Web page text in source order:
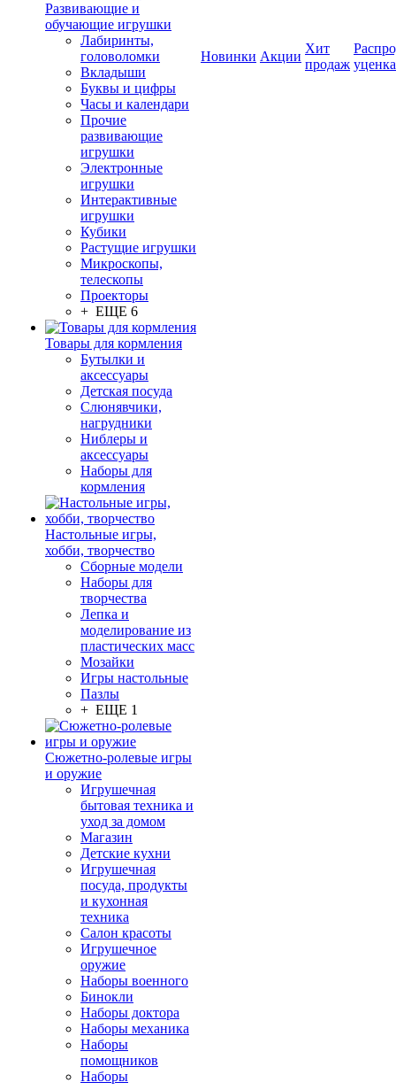
Развивающие и
обучающие игрушки
Лабиринты,
головоломки
Вкладыши
Буквы и цифры
Часы и календари
Прочие
развивающие
игрушки
Электронные
игрушки
Интерактивные
игрушки
Кубики
Растущие игрушки
Микроскопы,
телескопы
Проекторы
+ ЕЩЕ 6
Товары для кормления
Бутылки и
аксессуары
Детская посуда
Слюнявчики,
нагрудники
Ниблеры и
аксессуары
Наборы для
кормления
Настольные игры,
хобби, творчество
Сборные модели
Наборы для
творчества
Лепка и
моделирование из
пластических масс
Мозайки
Игры настольные
Пазлы
+ ЕЩЕ 1
Сюжетно-ролевые игры
и оружие
Игрушечная
бытовая техника и
уход за домом
Магазин
Детские кухни
Игрушечная
посуда, продукты
и кухонная
техника
Салон красоты
Игрушечное
оружие
Наборы военного
Бинокли
Наборы доктора
Наборы механика
Наборы
помощников
Наборы
Новинки Акции
Хит
продаж уценка